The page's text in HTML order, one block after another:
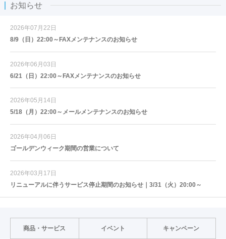
お知らせ
2026年07月22日
8/9（日）22:00～FAXメンテナンスのお知らせ
2026年06月03日
6/21（日）22:00～FAXメンテナンスのお知らせ
2026年05月14日
5/18（月）22:00～メールメンテナンスのお知らせ
2026年04月06日
ゴールデンウィーク期間の営業について
2026年03月17日
リニューアルに伴うサービス停止期間のお知らせ｜3/31（火）20:00～
商品・サービス イベント キャンペーン